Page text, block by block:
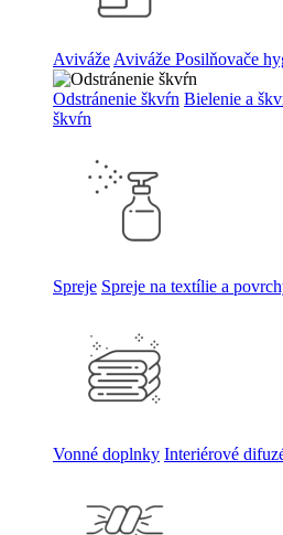
Aviváže Aviváže Posilňovače
Odstránenie škvŕn Bielenie a
škvŕn
Spreje Spreje na textílie a
Vonné doplnky Interiérové